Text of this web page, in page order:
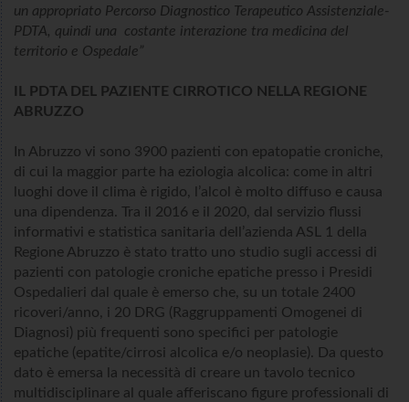
un appropriato Percorso Diagnostico Terapeutico Assistenziale-
PDTA, quindi una costante interazione tra medicina del
territorio e Ospedale”
IL PDTA DEL PAZIENTE CIRROTICO NELLA REGIONE
ABRUZZO
In Abruzzo vi sono 3900 pazienti con epatopatie croniche,
di cui la maggior parte ha eziologia alcolica: come in altri
luoghi dove il clima è rigido, l’alcol è molto diffuso e causa
una dipendenza. Tra il 2016 e il 2020, dal servizio flussi
informativi e statistica sanitaria dell’azienda ASL 1 della
Regione Abruzzo è stato tratto uno studio sugli accessi di
pazienti con patologie croniche epatiche presso i Presidi
Ospedalieri dal quale è emerso che, su un totale 2400
ricoveri/anno, i 20 DRG (Raggruppamenti Omogenei di
Diagnosi) più frequenti sono specifici per patologie
epatiche (epatite/cirrosi alcolica e/o neoplasie). Da questo
dato è emersa la necessità di creare un tavolo tecnico
multidisciplinare al quale afferiscano figure professionali di